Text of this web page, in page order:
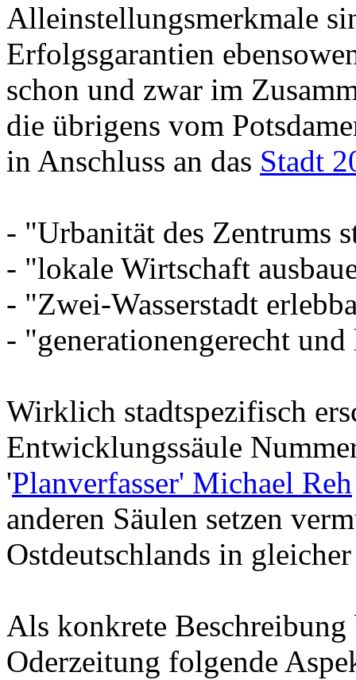
Alleinstellungsmerkmale
Erfolgsgarantien
schon und zwar im
die übrigens vom
in Anschluss an das Stadt
- "Urbanität des Zentrums
- "lokale Wirtschaft
- "Zwei-Wasserstadt
- "generationengerecht
Wirklich stadtspezifisch
Entwicklungssäule
'Planverfasser' Michael Reh
anderen Säulen setzen
Ostdeutschlands in
Als konkrete
Oderzeitung folgende